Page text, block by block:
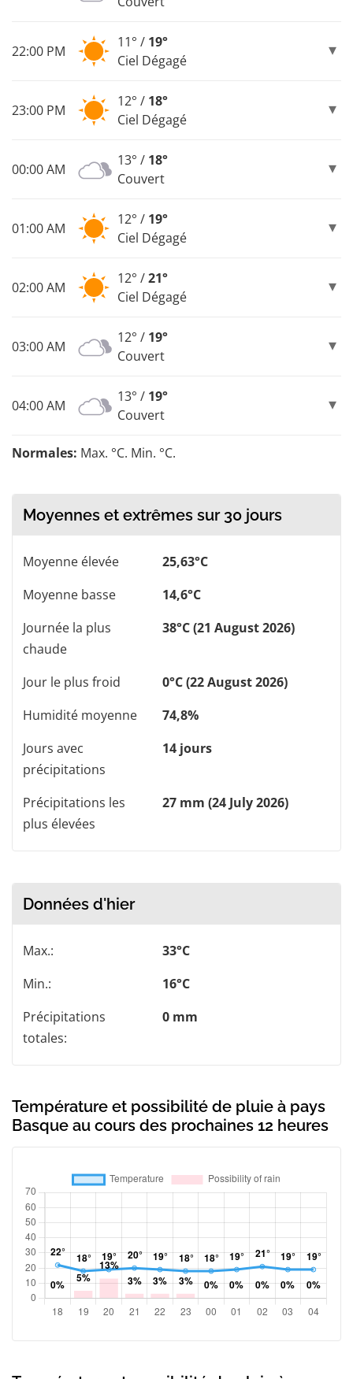
22:00 PM
11° / 19°
Ciel Dégagé
23:00 PM
12° / 18°
Ciel Dégagé
00:00 AM
13° / 18°
Couvert
01:00 AM
12° / 19°
Ciel Dégagé
02:00 AM
12° /21°
Ciel Dégagé
03:00 AM
12° / 19°
Couvert
04:00 AM
13° / 19°
Couvert
Normales: Max. °C. Min. °C.
Moyennes et extrêmes sur 30 jours
Moyenne élevée
25,63°C
Moyenne basse
14,6°C
Journée la plus
chaude
38°C (21 August 2026)
Jour le plus froid
0°C (22 August 2026)
Humidité moyenne
74,8%
Jours avec
précipitations
14 jours
Précipitations les
plus élevées
27 mm (24 July 2026)
Données d'hier
Max.:
33°C
Min.:
16°C
Précipitations
totales:
0 mm
Température et possibilité de pluie à pays
Basque au cours des prochaines 12 heures